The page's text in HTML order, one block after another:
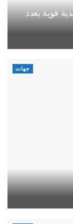
رعدية قوية بعدد
جهات